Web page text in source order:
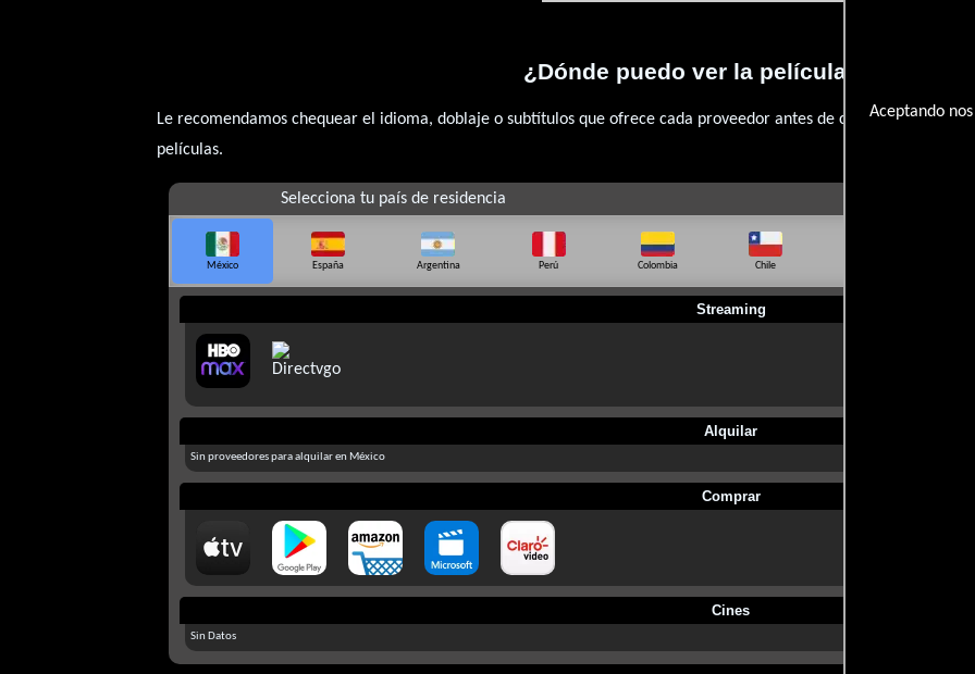
Aceptando
¿Dónde puedo ver la películas Tenet?
Le recomendamos chequear el idioma, doblaje o subtítulos que ofrece cada proveedor antes de comprar,
películas.
Selecciona tu país de residencia
México España Argentina Perú Colombia Chile
Streaming
Alquilar
Sin proveedores para alquilar en México
Comprar
Cines
Sin Datos